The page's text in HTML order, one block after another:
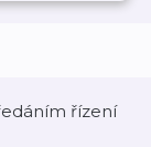
řízení